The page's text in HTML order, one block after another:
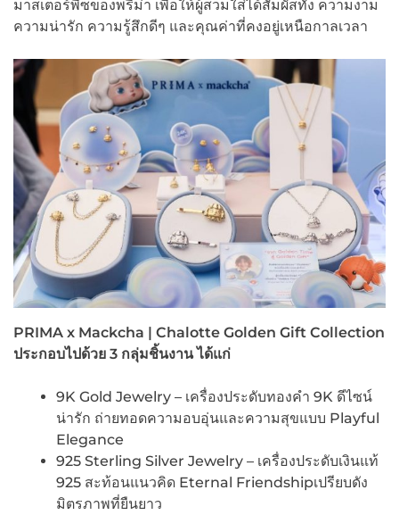
มาสเตอร์พีซของพรีม่า เพื่อให้ผู้สวมใส่ได้สัมผัสทั้ง ความงาม
ความน่ารัก ความรู้สึกดีๆ และคุณค่าที่คงอยู่เหนือกาลเวลา
PRIMA x Mackcha | Chalotte Golden Gift Collection
ประกอบไปด้วย 3 กลุ่มชิ้นงาน ได้แก่
9K Gold Jewelry – เครื่องประดับทองคำ 9K ดีไซน์
น่ารัก ถ่ายทอดความอบอุ่นและความสุขแบบ Playful
Elegance
925 Sterling Silver Jewelry – เครื่องประดับเงินแท้
925 สะท้อนแนวคิด Eternal Friendshipเปรียบดัง
มิตรภาพที่ยืนยาว